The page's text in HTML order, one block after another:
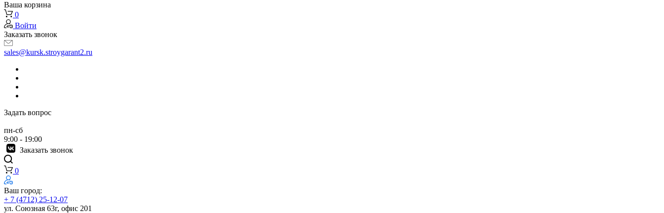
Ваша корзина
0
Войти
Заказать звонок
sales@kursk.stroygarant2.ru
Задать вопрос
пн-сб
9:00 - 19:00
Заказать звонок
0
Ваш город:
+ 7 (4712) 25-12-07
ул. Союзная 63г, офис 201